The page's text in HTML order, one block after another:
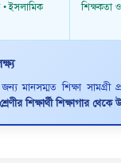
• ইসলামিক
শিক্ষকতা
জন্য মানসম্মত শিক্ষা সামগ্রী
শিক্ষার্থী শিক্ষাগার